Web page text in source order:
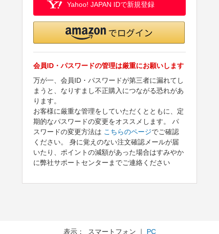
Yahoo! JAPAN IDで新規登録
会員ID・パスワードの管理は厳重にお願いします
万が一、会員ID・パスワードが第三者に漏れてし
まうと、なりすまし不正購入につながる恐れがあ
ります。
お客様に厳重な管理をしていただくとともに、定
期的なパスワードの変更をオススメします。 パ
スワードの変更方法は こちらのページでご確認
ください。 身に覚えのない注文確認メールが届
いたり、ポイントの減額があった場合はすみやか
に弊社サポートセンターまでご連絡ください
表示： スマートフォン ｜ PC